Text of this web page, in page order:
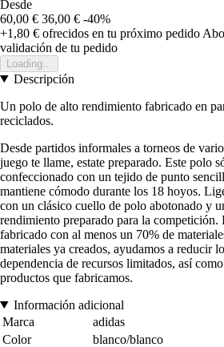
Desde
60,00 € 36,00 € -40%
+1,80 € ofrecidos en tu próximo pedido
validación de tu pedido
Loading...
Descripción
Un polo de alto rendimiento fabricado en
reciclados.
Desde partidos informales a torneos de
juego te llame, estate preparado. Este polo
confeccionado con un tejido de punto
mantiene cómodo durante los 18 hoyos.
con un clásico cuello de polo abotonado y
rendimiento preparado para la competición.
fabricado con al menos un 70% de
materiales ya creados, ayudamos a reducir
dependencia de recursos limitados, así
productos que fabricamos.
Información adicional
Marca
adidas
Color
blanco/blanco